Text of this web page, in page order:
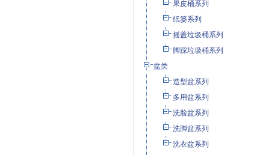
果皮桶系列
纸篓系列
摇盖垃圾桶系列
脚踩垃圾桶系列
盆类
造型盆系列
多用盆系列
洗脸盆系列
洗脚盆系列
洗衣盆系列